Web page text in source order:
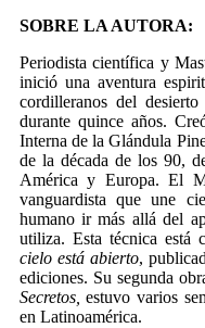
SOBRE LA AUTORA:
Periodista científica y
inició una aventura
cordilleranos del
durante quince años.
Interna de la Glándula
de la década de los 90,
América y Europa. El
vanguardista que une
humano ir más allá del
utiliza. Esta técnica está
cielo está abierto,
ediciones. Su segunda
Secretos, estuvo varios
en Latinoamérica.